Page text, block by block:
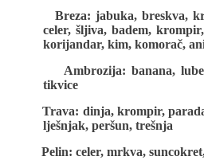
Breza: jabuka, breskva,
celer, šljiva, badem,
korijandar, kim, komorač,
Ambrozija: banana,
tikvice
Trava: dinja, krompir,
lješnjak, peršun, trešnja
Pelin: celer, mrkva,